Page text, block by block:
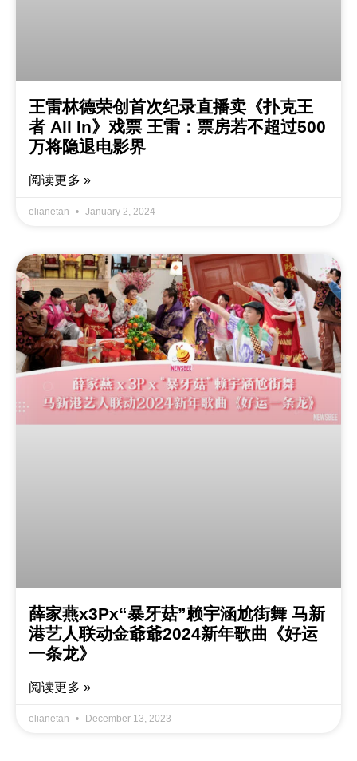
王雷林德荣创首次纪录直播卖《扑克王
者 All In》戏票 王雷：票房若不超过500
万将隐退电影界
阅读更多 »
elianetan January 2, 2024
薛家燕x3Px“暴牙菇”赖宇涵尬街舞 马新
港艺人联动金爺爺2024新年歌曲《好运
一条龙》
阅读更多 »
elianetan December 13, 2023